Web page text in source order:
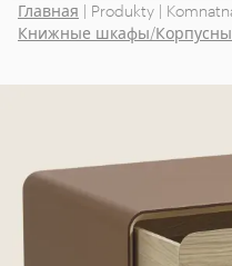
Главная | Produkty |
Книжные шкафы/